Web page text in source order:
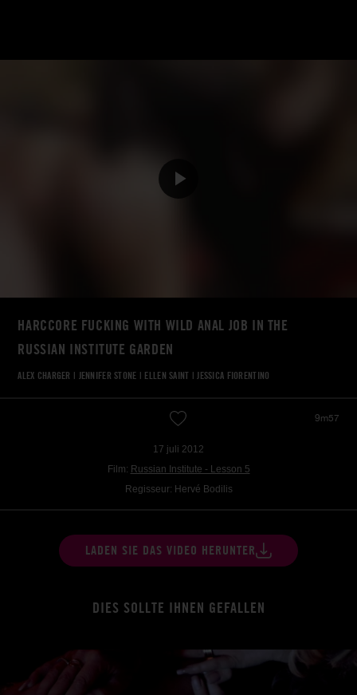
HARCCORE FUCKING WITH WILD ANAL JOB IN THE
RUSSIAN INSTITUTE GARDEN
ALEX CHARGER | JENNIFER STONE | ELLEN SAINT |JESSICA FIORENTINO
9m57
17 juli 2012
Film: Russian Institute - Lesson 5
Regisseur: Hervé Bodilis
LADEN SIE DAS VIDEO HERUNTER
DIES SOLLTE IHNEN GEFALLEN